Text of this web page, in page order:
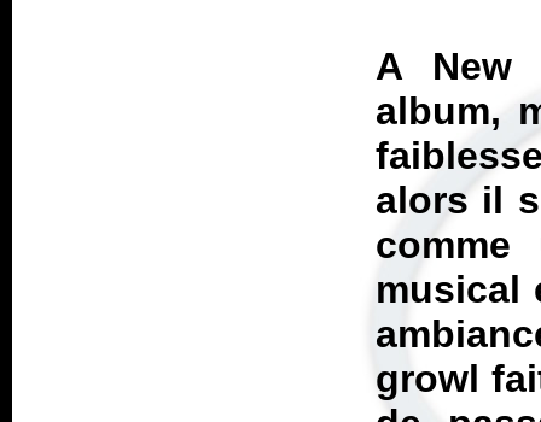
A New
album,
alors il
musical
growl